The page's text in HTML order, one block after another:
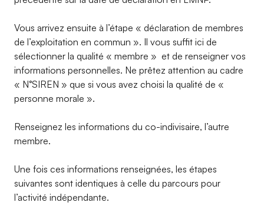
Vous arrivez ensuite à l’étape « déclaration de membres
de l’exploitation en commun ». Il vous suffit ici de
sélectionner la qualité « membre » et de renseigner vos
informations personnelles. Ne prêtez attention au cadre
« N°SIREN » que si vous avez choisi la qualité de «
personne morale ».
Renseignez les informations du co-indivisaire, l’autre
membre.
Une fois ces informations renseignées, les étapes
suivantes sont identiques à celle du parcours pour
l’activité indépendante.